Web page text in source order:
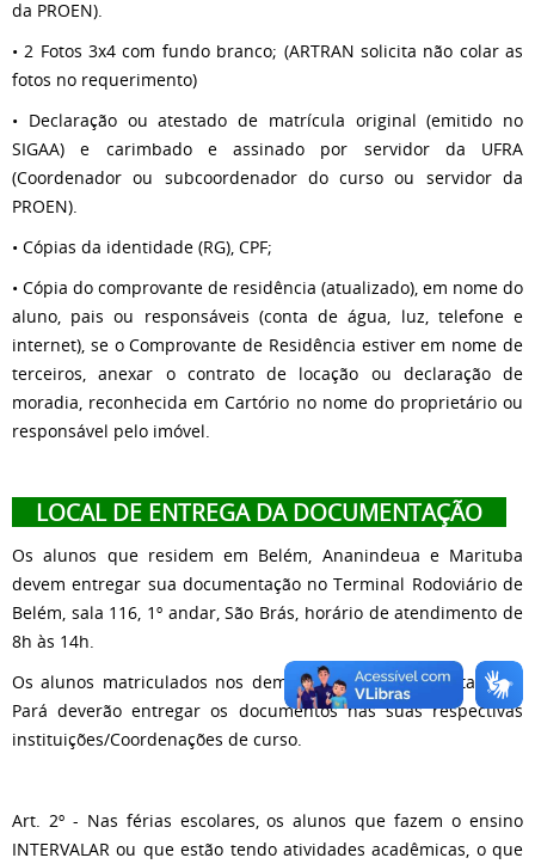
da PROEN).
• 2 Fotos 3x4 com fundo branco; (ARTRAN solicita não colar as
fotos no requerimento)
• Declaração ou atestado de matrícula original (emitido no
SIGAA) e carimbado e assinado por servidor da UFRA
(Coordenador ou subcoordenador do curso ou servidor da
PROEN).
• Cópias da identidade (RG), CPF;
• Cópia do comprovante de residência (atualizado), em nome do
aluno, pais ou responsáveis (conta de água, luz, telefone e
internet), se o Comprovante de Residência estiver em nome de
terceiros, anexar o contrato de locação ou declaração de
moradia, reconhecida em Cartório no nome do proprietário ou
responsável pelo imóvel.
LOCAL DE ENTREGA DA DOCUMENTAÇÃO
Os alunos que residem em Belém, Ananindeua e Marituba
devem entregar sua documentação no Terminal Rodoviário de
Belém, sala 116, 1º andar, São Brás, horário de atendimento de
8h às 14h.
Os alunos matriculados nos demais municípios do Estado do
Pará deverão entregar os documentos nas suas respectivas
instituições/Coordenações de curso.
Art. 2º - Nas férias escolares, os alunos que fazem o ensino
INTERVALAR ou que estão tendo atividades acadêmicas, o que